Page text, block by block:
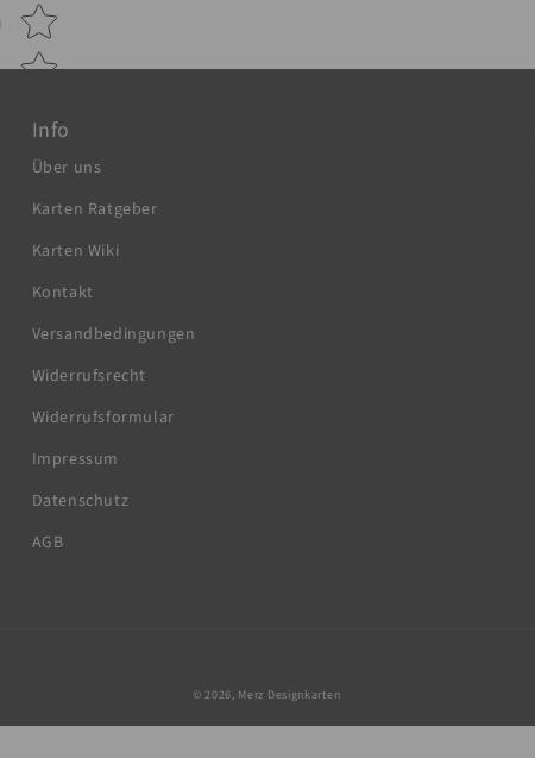
Star rating
Info
Über uns
Karten Ratgeber
Karten Wiki
Kontakt
Versandbedingungen
Widerrufsrecht
Widerrufsformular
Impressum
Datenschutz
AGB
© 2026, Merz Designkarten